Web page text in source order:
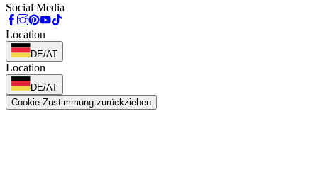
Social Media
Location
DE/AT
Location
DE/AT
Cookie-Zustimmung zurückziehen